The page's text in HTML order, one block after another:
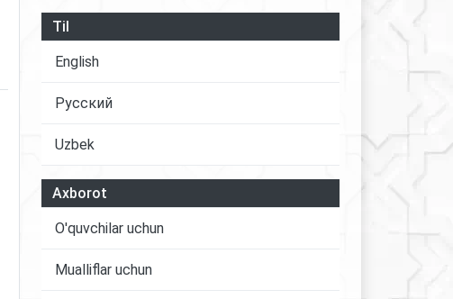
Til
English
Русский
Uzbek
Axborot
O'quvchilar uchun
Mualliflar uchun